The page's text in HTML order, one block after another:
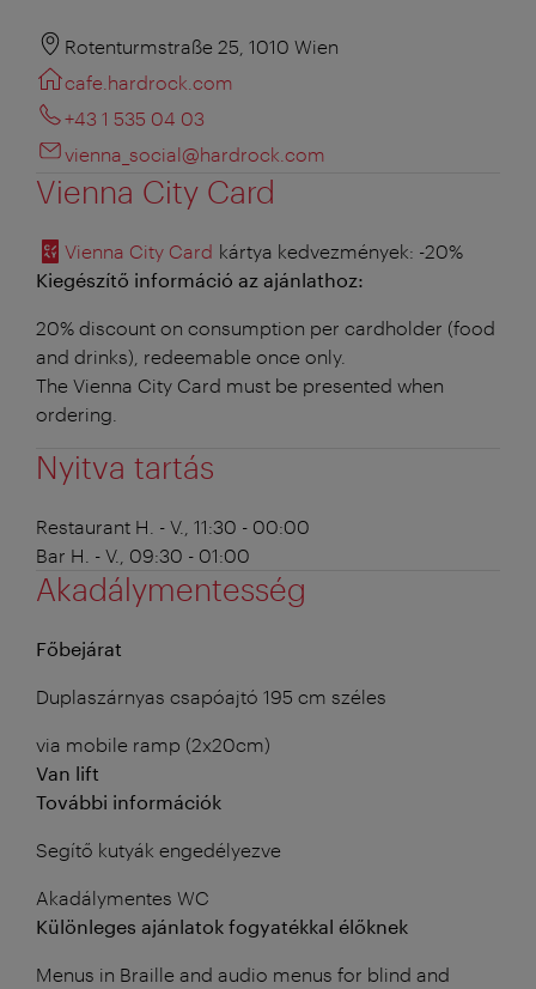
Rotenturmstraße 25, 1010 Wien
cafe.hardrock.com
+43 1 535 04 03
vienna_social@hardrock.com
Vienna City Card
Vienna City Card kártya kedvezmények: -20%
Kiegészítő információ az ajánlathoz:
20% discount on consumption per cardholder (food
and drinks), redeemable once only.
The Vienna City Card must be presented when
ordering.
Nyitva tartás
Restaurant H. - V., 11:30 - 00:00
Bar H. - V., 09:30 - 01:00
Akadálymentesség
Főbejárat
Duplaszárnyas csapóajtó 195 cm széles
via mobile ramp (2x20cm)
Van lift
További információk
Segítő kutyák engedélyezve
Akadálymentes WC
Különleges ajánlatok fogyatékkal élőknek
Menus in Braille and audio menus for blind and